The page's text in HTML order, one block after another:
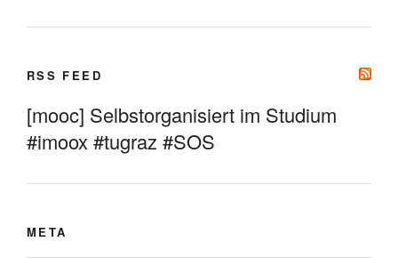
RSS FEED
[mooc] Selbstorganisiert im Studium
#imoox #tugraz #SOS
META